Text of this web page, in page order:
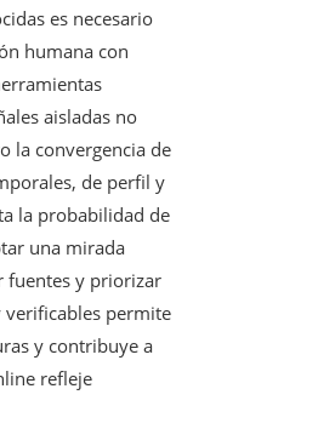
es necesario
humana con
aisladas no
la convergencia de
de perfil y
la probabilidad de
una mirada
fuentes y priorizar
verificables permite
y contribuye a
refleje